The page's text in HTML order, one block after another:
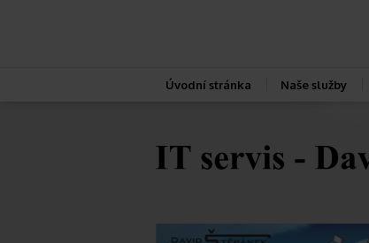
Úvodní stránka Naše služby